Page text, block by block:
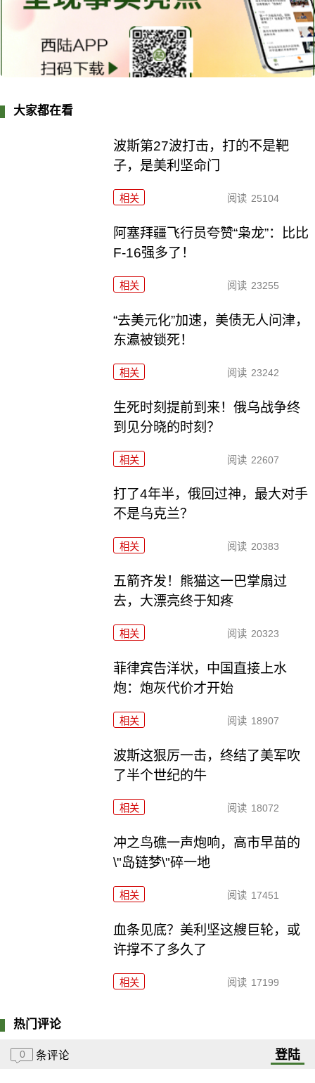
大家都在看
波斯第27波打击，打的不是靶
子，是美利坚命门
相关 阅读 25104
阿塞拜疆飞行员夸赞“枭龙”：比比
F-16强多了！
相关 阅读 23255
“去美元化”加速，美债无人问津，
东瀛被锁死！
相关 阅读 23242
生死时刻提前到来！俄乌战争终
到见分晓的时刻？
相关 阅读 22607
打了4年半，俄回过神，最大对手
不是乌克兰？
相关 阅读 20383
五箭齐发！熊猫这一巴掌扇过
去，大漂亮终于知疼
相关 阅读 20323
菲律宾告洋状，中国直接上水
炮：炮灰代价才开始
相关 阅读 18907
波斯这狠厉一击，终结了美军吹
了半个世纪的牛
相关 阅读 18072
冲之鸟礁一声炮响，高市早苗的
\"岛链梦\"碎一地
相关 阅读 17451
血条见底？美利坚这艘巨轮，或
许撑不了多久了
相关 阅读 17199
热门评论
0 条评论 登陆